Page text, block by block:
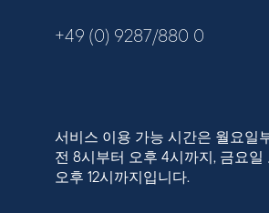
+49 (0) 9287/880 0
서비스 이용 가능 시간은 월요일
전 8시부터 오후 4시까지, 금요일
오후 12시까지입니다.